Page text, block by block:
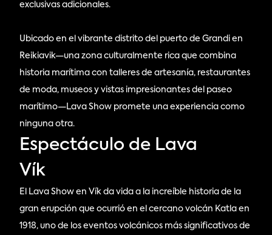
exclusivas adicionales.
Ubicado en el vibrante distrito del puerto de Grandi en
Reikiavik—una zona culturalmente rica que combina
historia marítima con talleres de artesanía, restaurantes
de moda, museos y vistas impresionantes del paseo
marítimo—Lava Show promete una experiencia como
ninguna otra.
Espectáculo de Lava
Vík
El Lava Show en Vík da vida a la increíble historia de la
gran erupción que ocurrió en el cercano volcán Katla en
1918, uno de los eventos volcánicos más significativos de